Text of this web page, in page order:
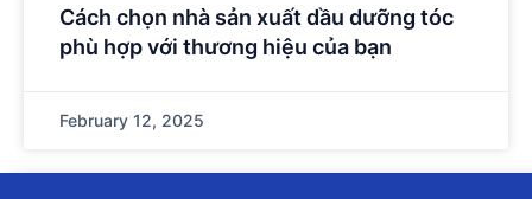
Cách chọn nhà sản xuất dầu dưỡng tóc
phù hợp với thương hiệu của bạn
February 12, 2025